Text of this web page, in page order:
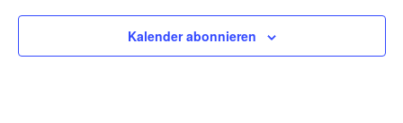
Kalender abonnieren